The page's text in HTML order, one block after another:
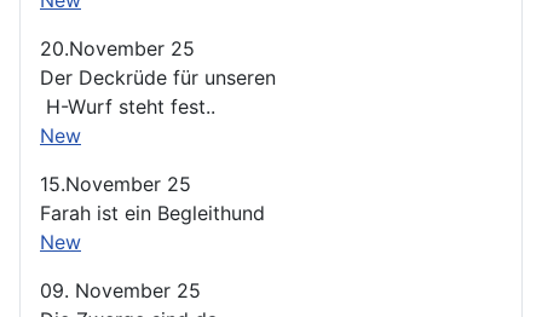
20.November 25
Der Deckrüde für unseren
H-Wurf steht fest..
New
15.November 25
Farah ist ein Begleithund
New
09. November 25